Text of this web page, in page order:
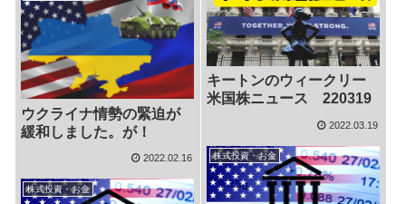
キートンのウィークリー
米国株ニュース 220319
2022.03.19
ウクライナ情勢の緊迫が
緩和しました。が！
2022.02.16 株式投資・お金
株式投資・お金